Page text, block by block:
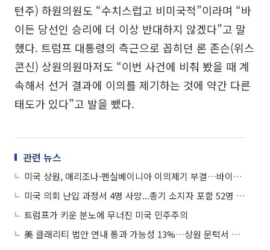
턴주) 하원의원도 “수치스럽고 비미국적”이라며 “바
이든 당선인 승리에 더 이상 반대하지 않겠다”고 말
했다. 트럼프 대통령의 측근으로 꼽히던 론 존슨(위스
콘신) 상원의원마저도 “이번 사건에 비춰 봤을 때 계
속해서 선거 결과에 이의를 제기하는 것에 약간 다른
태도가 있다”고 발을 뺐다.
관련 뉴스
미국 상원, 애리조나·펜실베이니아 이의제기 부결…바이든 승리 기정사실화
미국 의회 난입 과정서 4명 사망...총기 소지자 포함 52명 체포
트럼프가 키운 분노에 무너진 미국 민주주의
美 클래리티 법안 연내 통과 가능성 13%…상원 문턱서 제동